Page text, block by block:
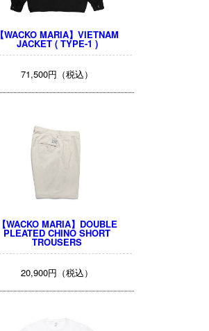
【WACKO MARIA】VIETNAM
JACKET ( TYPE-1 )
71,500円（税込）
【WACKO MARIA】DOUBLE
PLEATED CHINO SHORT
TROUSERS
20,900円（税込）